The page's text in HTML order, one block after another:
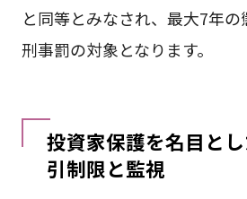
と同等とみなされ、最大7年
刑事罰の対象となります。
投資家保護を名目と
引制限と監視